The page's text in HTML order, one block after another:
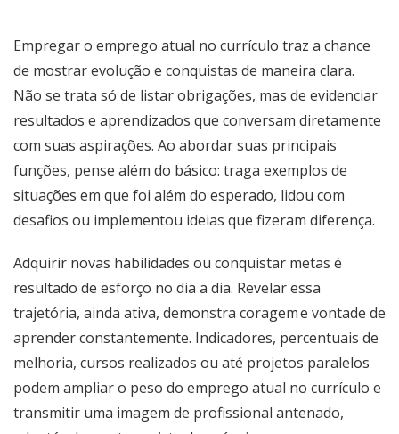
Empregar o emprego atual no currículo traz a chance
de mostrar evolução e conquistas de maneira clara.
Não se trata só de listar obrigações, mas de evidenciar
resultados e aprendizados que conversam diretamente
com suas aspirações. Ao abordar suas principais
funções, pense além do básico: traga exemplos de
situações em que foi além do esperado, lidou com
desafios ou implementou ideias que fizeram diferença.
Adquirir novas habilidades ou conquistar metas é
resultado de esforço no dia a dia. Revelar essa
trajetória, ainda ativa, demonstra coragem e vontade de
aprender constantemente. Indicadores, percentuais de
melhoria, cursos realizados ou até projetos paralelos
podem ampliar o peso do emprego atual no currículo e
transmitir uma imagem de profissional antenado,